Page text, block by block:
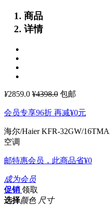
商品
详情
¥2859.0 ¥4398.0 包邮
会员专享96折 再减¥0元
海尔/Haier KFR-32GW/
空调
邮特惠会员，此商品省¥0
成为会员
促销 领取
选择颜色 尺寸